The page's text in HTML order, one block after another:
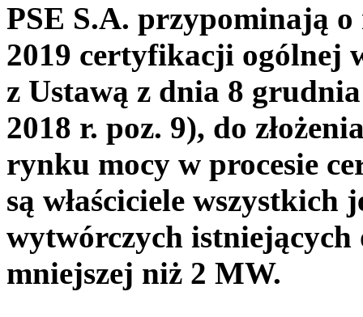
PSE S.A. przypominają o
2019 certyfikacji ogólnej
z Ustawą z dnia 8
2018 r. poz. 9), do
rynku mocy w procesie
są właściciele wszystkich
wytwórczych
mniejszej niż 2 MW.